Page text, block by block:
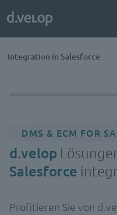
Integration in Salesforce
DMS & ECM FOR
d.velop
Salesforce
Profitieren Sie von